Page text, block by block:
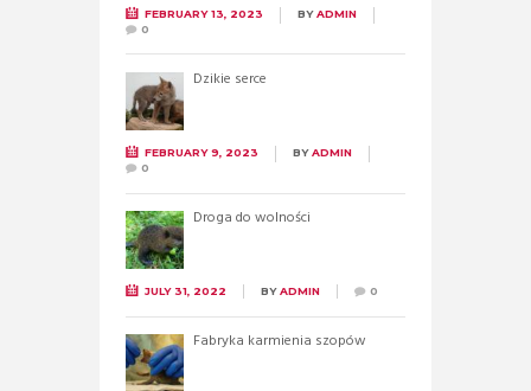
FEBRUARY 13, 2023 BYADMIN
0
Dzikie serce
FEBRUARY 9, 2023 BYADMIN
0
Droga do wolności
JULY 31, 2022 BYADMIN 0
Fabryka karmienia szopów